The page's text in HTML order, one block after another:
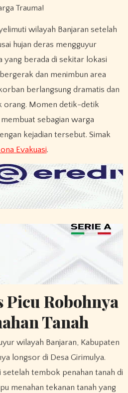
r
wilayah Banjaran setelah
hujan deras mengguyur
yang berada di sekitar lokasi
dan menimbun area
berlangsung dramatis dan
orang. Momen detik-detik
sebagian warga
kejadian tersebut. Simak
Evakuasi.
Picu Robohnya
Tanah
wilayah Banjaran, Kabupaten
longsor di Desa Girimulya.
tembok penahan tanah di
menahan tekanan tanah yang